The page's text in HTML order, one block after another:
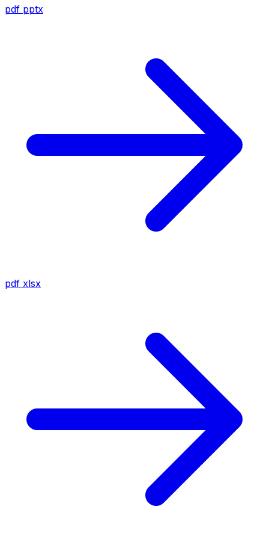
pdf pptx
pdf xlsx